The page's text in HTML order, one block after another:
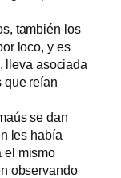
también los
loco, y es
lleva asociada
que reían
se dan
les había
el mismo
observando